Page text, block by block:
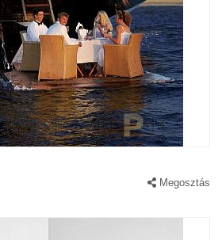
Megosztás